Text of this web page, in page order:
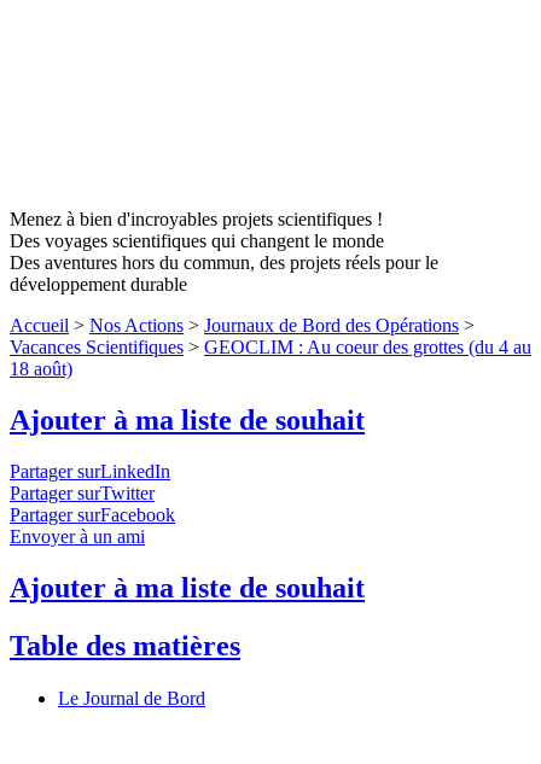
Menez à bien d'incroyables projets scientifiques !
Des voyages scientifiques qui changent le monde
Des aventures hors du commun, des projets réels pour le
développement durable
Accueil > Nos Actions > Journaux de Bord des Opérations >
Vacances Scientifiques > GEOCLIM : Au coeur des grottes (du 4 au
18 août)
Ajouter à ma liste de souhait
Partager surLinkedIn
Partager surTwitter
Partager surFacebook
Envoyer à un ami
Ajouter à ma liste de souhait
Table des matières
Le Journal de Bord